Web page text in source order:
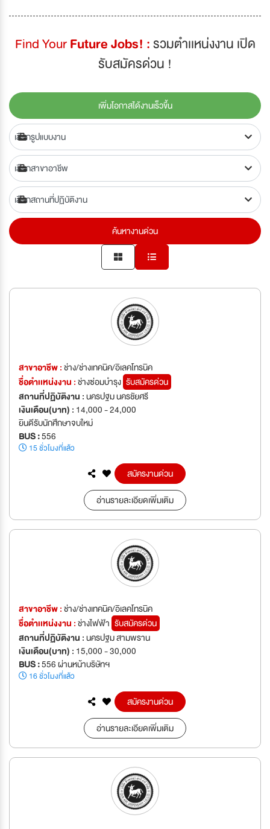
Find YourFuture Jobs! :รวมตำเเหน่งงาน เปิด
รับสมัครด่วน !
เพิ่มโอกาสได้งานเร็วขึ้น
ค้นหางานด่วน
สาขาอาชีพ :ช่าง/ช่างเทคนิค/อิเลคโทรนิค
ชื่อตำเเหน่งงาน :ช่างซ่อมบำรุง รับสมัครด่วน
สถานที่ปฏิบัติงาน :นครปฐม นครชัยศรี
เงินเดือน(บาท) : 14,000 - 24,000
ยินดีรับนักศึกษาจบใหม่
BUS :556
15 ชั่วโมงที่แล้ว
สมัครงานด่วน
อ่านรายละเอียดเพิ่มเติม
สาขาอาชีพ :ช่าง/ช่างเทคนิค/อิเลคโทรนิค
ชื่อตำเเหน่งงาน :ช่างไฟฟ้า รับสมัครด่วน
สถานที่ปฏิบัติงาน :นครปฐม สามพราน
เงินเดือน(บาท) : 15,000 - 30,000
BUS :556 ผ่านหน้าบริษัทฯ
16 ชั่วโมงที่แล้ว
สมัครงานด่วน
อ่านรายละเอียดเพิ่มเติม